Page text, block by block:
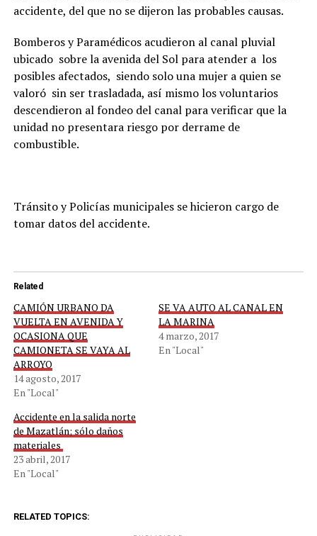
accidente, del que no se dijeron las probables causas.
Bomberos y Paramédicos acudieron al canal pluvial
ubicado sobre la avenida del Sol para atender a los
posibles afectados, siendo solo una mujer a quien se
valoró sin ser trasladada, así mismo los voluntarios
descendieron al fondeo del canal para verificar que la
unidad no presentara riesgo por derrame de
combustible.
Tránsito y Policías municipales se hicieron cargo de
tomar datos del accidente.
Related
CAMIÓN URBANO DA
VUELTA EN AVENIDA Y
OCASIONA QUE
CAMIONETA SE VAYA AL
ARROYO
14 agosto, 2017
En "Local"
SE VA AUTO AL CANAL EN
LA MARINA
4 marzo, 2017
En "Local"
Accidente en la salida norte
de Mazatlán; sólo daños
materiales
23 abril, 2017
En "Local"
RELATED TOPICS: